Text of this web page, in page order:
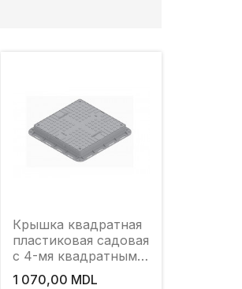
Крышка квадратная
пластиковая садовая
с 4-мя квадратными
4-сторонними
1 070,00 MDL